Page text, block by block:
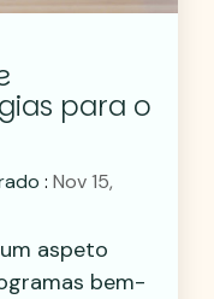
para o
: Nov 15,
aspeto
bem-